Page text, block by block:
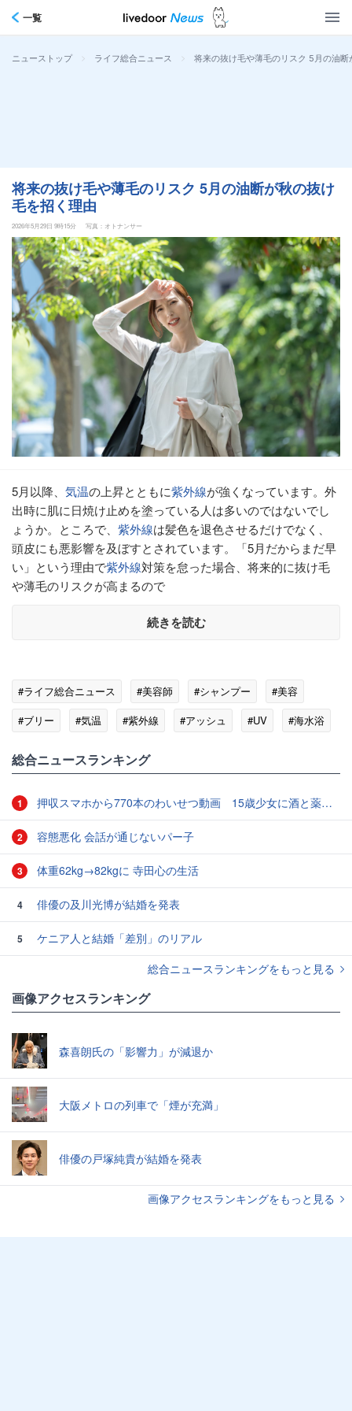
一覧
ニューストップ > ライフ総合ニュース > 将来の抜け毛や薄毛のリスク 5月の油
将来の抜け毛や薄毛のリスク 5月の油断が秋の抜け
毛を招く理由
2026年5月29日 9時15分 写真：オトナンサー
5月以降、 気温の上昇とともに紫外線が強くなっています。外
出時に肌に日焼け止めを塗っている人は多いのではないでし
ょうか。ところで、 紫外線は髪色を退色させるだけでなく、
頭皮にも悪影響を及ぼすとされています。「5月だからまだ早
い」という理由で紫外線対策を怠った場合、将来的に抜け毛
や薄毛のリスクが高まるので
続きを読む
#ライフ総合ニュース #美容師 #シャンプー
#美容
#ブリー
#気温 #紫外線 #アッシュ #UV #海水浴
総合ニュースランキング
1 押収スマホから770本のわいせつ動画 15歳少女に酒と薬飲ませ性的暴行か 54歳男を再逮捕 「薬もありますよ」とSNSで誘い出し
2 容態悪化 会話が通じないパー子
3 体重62kg→82kgに 寺田心の生活
4 俳優の及川光博が結婚を発表
5
ケニア人と結婚「差別」のリアル
総合ニュースランキングをもっと見る
画像アクセスランキング
森喜朗氏の「影響力」が減退か
大阪メトロの列車で「煙が充満」
俳優の戸塚純貴が結婚を発表
画像アクセスランキングをもっと見る